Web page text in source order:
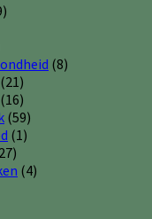
(8)
(21)
(16)
(59)
(1)
(4)